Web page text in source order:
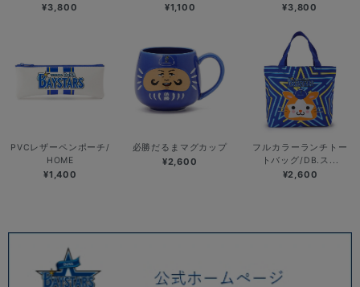
¥3,800 ¥1,100 ¥3,800
PVCレザーペンポーチ/
HOME
¥1,400
必勝だるまマグカップ
¥2,600
フルカラーランチトー
トバッグ/DB.ス...
¥2,600